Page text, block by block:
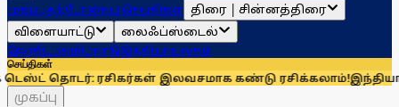
முகப்புதற்போதைய செய்திகள் திரை | சின்னத்திரை
விளையாட்டு
லைஃப்ஸ்டைல்
ஜோதிடம்தமிழ்நாடுஇந்தியாஉலகம்
செய்திகள்
ரசிகர்கள் இலவசமாக கண்டு ரசிக்கலாம்! இந்தியாவுக்கு
முகப்பு